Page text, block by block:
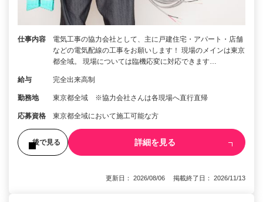
仕事内容
電気工事の協力会社として、主に戸建住宅・アパート・店舗
などの電気配線の工事をお願いします！ 現場のメインは東京
都全域。 現場については臨機応変に対応できます…
給与 完全出来高制
勤務地 東京都全域 ※協力会社さんは各現場へ直行直帰
応募資格 東京都全域において施工可能な方
後で見る 詳細を見る
更新日： 2026/08/06 掲載終了日： 2026/11/13